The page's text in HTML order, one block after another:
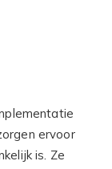
ervoor
is. Ze